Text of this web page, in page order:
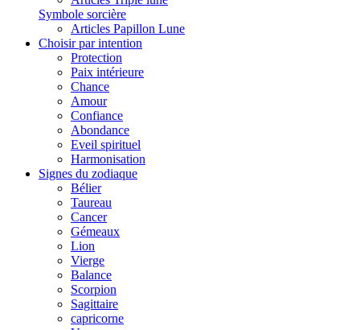
Symbole sorcière
Articles Papillon Lune
Choisir par intention
Protection
Paix intérieure
Chance
Amour
Confiance
Abondance
Eveil spirituel
Harmonisation
Signes du zodiaque
Bélier
Taureau
Cancer
Gémeaux
Lion
Vierge
Balance
Scorpion
Sagittaire
capricorne